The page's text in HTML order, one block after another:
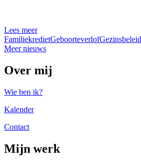
Lees meer
FamiliekredietGeboorteverlofGezinsbeleid
Meer nieuws
Over mij
Wie ben ik?
Kalender
Contact
Mijn werk